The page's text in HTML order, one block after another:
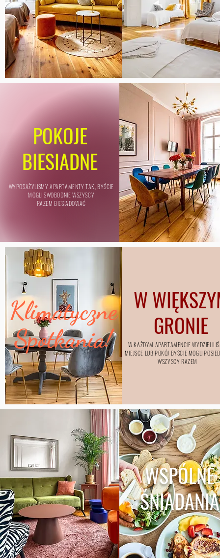
POKOJE
BIESIADNE
WYPOSAŻYLIŚMY APARTAMENTY TAK, BYŚCIE
MOGLI SWOBODNIE WSZYSCY
RAZEM BIESIADOWAĆ
Klimatyczne
Spotkania!
W
GRONIE
W KAŻDYM APARTAMENCIE
MIEJSCE LUB POKÓJ BYŚCIE MOGLI
WSZYSCY RAZEM
WSPÓLNE
ŚNIADANIA